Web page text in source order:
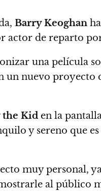
Barry Keoghan
actor de reparto
una película
un nuevo
Kid en la
y sereno que es
muy personal,
al público